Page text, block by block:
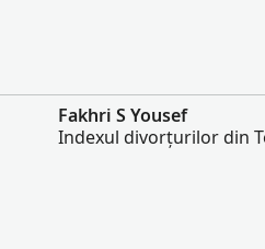
Fakhri S Yousef
Indexul divorțurilor din